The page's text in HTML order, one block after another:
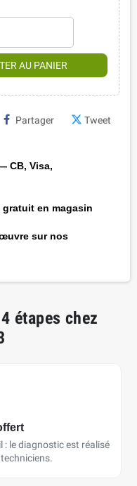
AU PANIER
Partager Tweet
CB, Visa,
en magasin
sur nos
étapes chez
le diagnostic est réalisé